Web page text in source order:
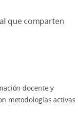
y
y
que comparten
docente y
metodologías activas